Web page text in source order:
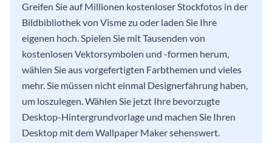
Greifen Sie auf Millionen kostenloser Stockfotos in der
Bildbibliothek von Visme zu oder laden Sie Ihre
eigenen hoch. Spielen Sie mit Tausenden von
kostenlosen Vektorsymbolen und -formen herum,
wählen Sie aus vorgefertigten Farbthemen und vieles
mehr. Sie müssen nicht einmal Designerfahrung haben,
um loszulegen. Wählen Sie jetzt Ihre bevorzugte
Desktop-Hintergrundvorlage und machen Sie Ihren
Desktop mit dem Wallpaper Maker sehenswert.